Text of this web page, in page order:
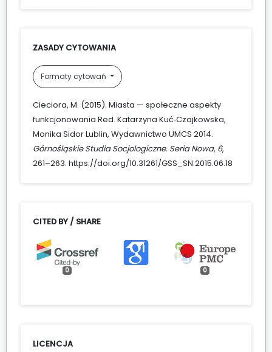
ZASADY CYTOWANIA
Formaty cytowań
Cieciora, M. (2015). Miasta — społeczne aspekty
funkcjonowania Red. Katarzyna Kuć‑Czajkowska,
Monika Sidor Lublin, Wydawnictwo UMCS 2014.
Górnośląskie Studia Socjologiczne. Seria Nowa, 6,
261–263. https://doi.org/10.31261/GSS_SN.2015.06.18
CITED BY / SHARE
0 0
LICENCJA